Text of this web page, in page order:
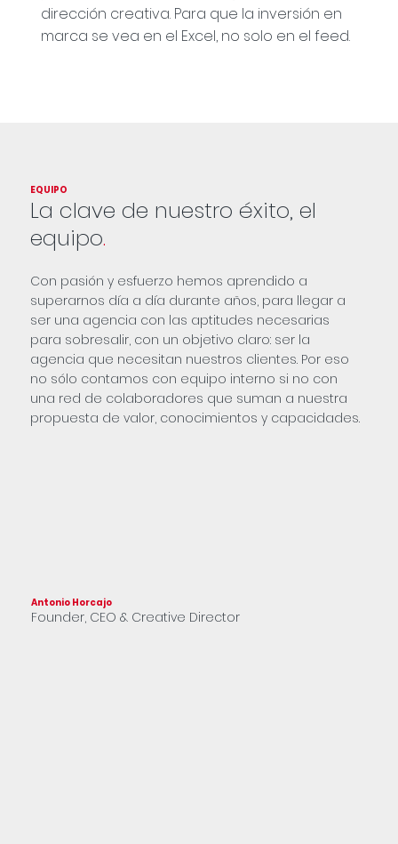
EQUIPO
La clave de nuestro éxito, el
equipo.
Con pasión y esfuerzo hemos aprendido a
superarnos día a día durante años, para llegar a
ser una agencia con las aptitudes necesarias
para sobresalir, con un objetivo claro: ser la
agencia que necesitan nuestros clientes. Por eso
no sólo contamos con equipo interno si no con
una red de colaboradores que suman a nuestra
propuesta de valor, conocimientos y capacidades.
Antonio Horcajo
Founder, CEO & Creative Director
dirección creativa. Para que la inversión en
marca se vea en el Excel, no solo en el feed.